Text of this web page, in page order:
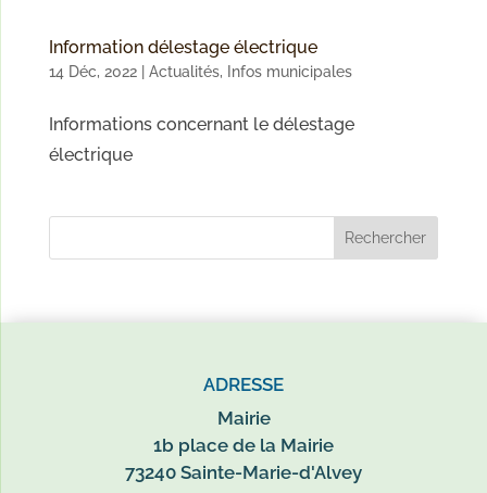
Information délestage électrique
14 Déc, 2022| Actualités, Infos municipales
Informations concernant le délestage
électrique
ADRESSE
Mairie
1b place de la Mairie
73240 Sainte-Marie-d'Alvey